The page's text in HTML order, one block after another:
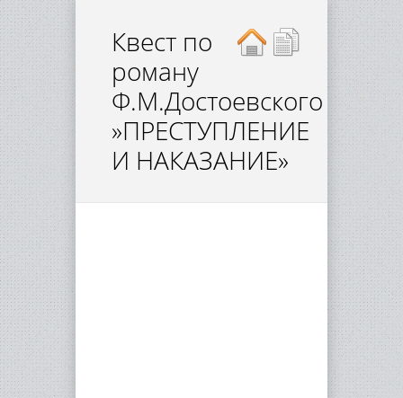
Квест по
роману
Ф.М.Достоевского
»ПРЕСТУПЛЕНИЕ
И НАКАЗАНИЕ»